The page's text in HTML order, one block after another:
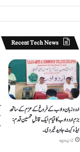
Recent Tech News
اردو زبان و ادب کے فروغ کے عزم کے ساتھ
بزمِ اردو ادب کا قیام ایک قابلِ تحسین قدم :
ایڈوکیٹ جاوید خیردی۔
2 دن ago